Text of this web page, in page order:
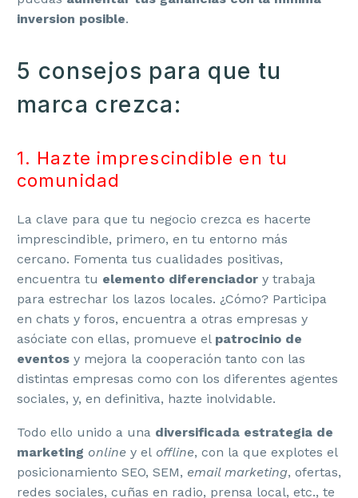
inversion posible.
5 consejos para que tu
marca crezca:
1. Hazte imprescindible en tu
comunidad
La clave para que tu negocio crezca es hacerte
imprescindible, primero, en tu entorno más
cercano. Fomenta tus cualidades positivas,
encuentra tu elemento diferenciador y trabaja
para estrechar los lazos locales. ¿Cómo? Participa
en chats y foros, encuentra a otras empresas y
asóciate con ellas, promueve el patrocinio de
eventos y mejora la cooperación tanto con las
distintas empresas como con los diferentes agentes
sociales, y, en definitiva, hazte inolvidable.
Todo ello unido a una diversificada estrategia de
marketing online y el offline, con la que explotes el
posicionamiento SEO, SEM, email marketing, ofertas,
redes sociales, cuñas en radio, prensa local, etc., te